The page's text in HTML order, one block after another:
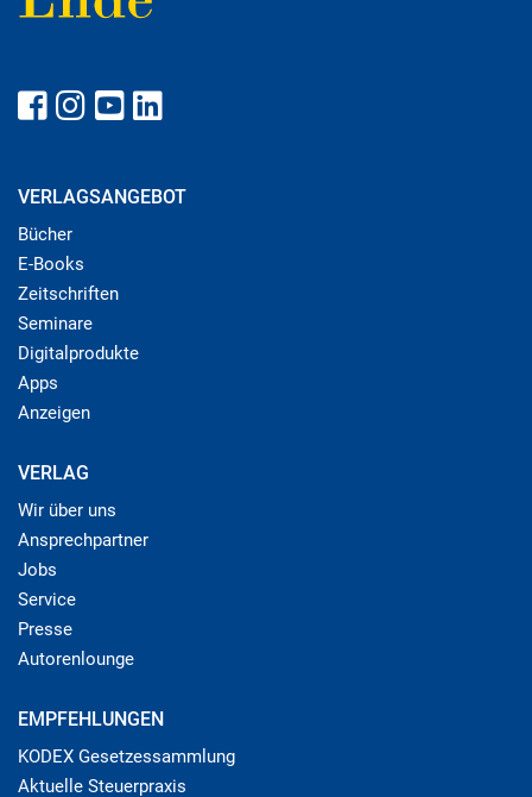
VERLAGSANGEBOT
Bücher
E-Books
Zeitschriften
Seminare
Digitalprodukte
Apps
Anzeigen
VERLAG
Wir über uns
Ansprechpartner
Jobs
Service
Presse
Autorenlounge
EMPFEHLUNGEN
KODEX Gesetzessammlung
Aktuelle Steuerpraxis